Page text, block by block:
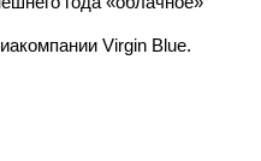
Virgin Blue.